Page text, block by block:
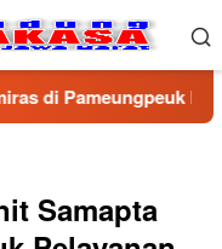
Pameungpeuk
Samapta